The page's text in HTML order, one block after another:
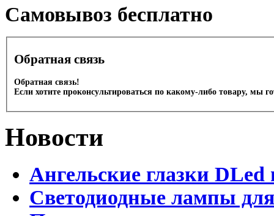
Cамовывоз бесплатно
Обратная связь
Обратная связь!
Если хотите проконсультироваться по какому-либо товару, мы
Новости
Ангельские глазки DLed
Светодиодные лампы